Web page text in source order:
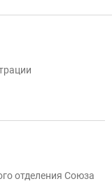
отделения Союза